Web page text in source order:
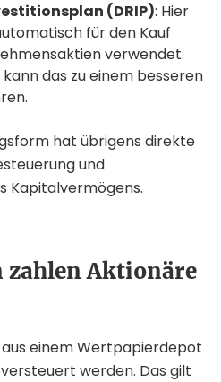
(DRIP): Hier
für den Kauf
verwendet.
das zu einem besseren
hat übrigens direkte
und
Kapitalvermögens.
zahlen Aktionäre
einem Wertpapierdepot
werden. Das gilt